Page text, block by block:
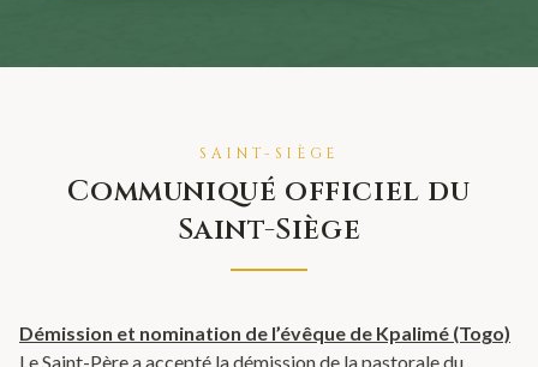
SAINT-SIÈGE
Communiqué officiel du
Saint-Siège
Démission et nomination de l’évêque de Kpalimé (Togo)
Le Saint-Père a accepté la démission de la pastorale du